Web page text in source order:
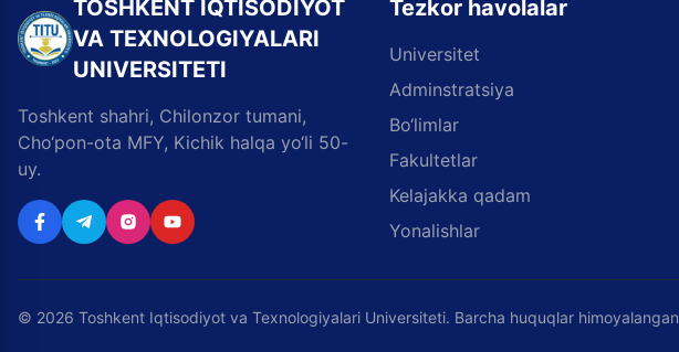
TOSHKENT IQTISODIYOT
VA TEXNOLOGIYALARI
UNIVERSITETI
Toshkent shahri, Chilonzor tumani,
Cho‘pon-ota MFY, Kichik halqa yo‘li 50-
uy.
Tezkor havolalar
Universitet
Adminstratsiya
Bo‘limlar
Fakultetlar
Kelajakka qadam
Yonalishlar
© 2026 Toshkent Iqtisodiyot va Texnologiyalari Universiteti. Barcha huquqlar himoyalangan